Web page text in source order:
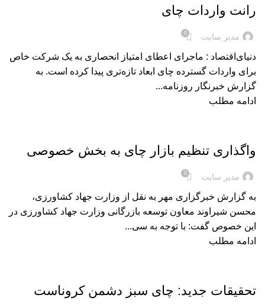
رانت واردات چای
مدیر سایت 0
دنیای‌اقتصاد : ماجرای اعطای امتیاز انحصاری به یک شرکت خاص
برای واردات گسترده چای ابعاد تازه‌تری پیدا کرده است. به
گزارش خبرنگار روزنامه...
ادامه مطلب
واگذاری تنظیم بازار چای به بخش خصوصی
مدیر سایت 0
به گزارش خبرگزاری مهر به نقل از وزارت جهاد کشاورزی،
محسن شیراوند معاون توسعه بازرگانی وزارت جهاد کشاورزی در
این خصوص گفت: با توجه به سی...
ادامه مطلب
تحقیقات جدید: چای سبز دشمن کروناست